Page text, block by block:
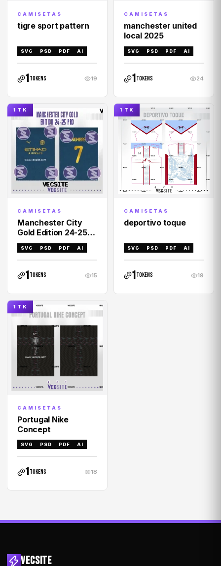
CAMISETAS
tigre sport pattern
SVG PSD PDF AI
1tokens 19
CAMISETAS
manchester united
local 2025
SVG PSD PDF AI
1tokens 24
1 TK
CAMISETAS
Manchester City
Gold Edition 24-25
PRO
SVG PSD PDF AI
1tokens 15
1 TK
CAMISETAS
deportivo toque
SVG PSD PDF AI
1tokens 19
1 TK
CAMISETAS
Portugal Nike
Concept
SVG PSD PDF AI
1tokens 18
VECSITE